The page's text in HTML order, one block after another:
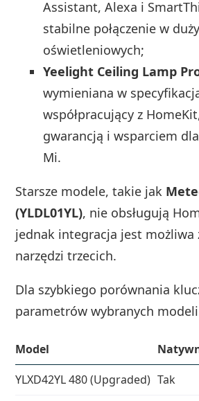
Assistant, Alexa i
stabilne połączenie w
oświetleniowych;
Yeelight Ceiling Lamp
wymieniana w
współpracujący z
gwarancją i wsparciem
Mi.
Starsze modele, takie jak
(YLDL01YL), nie obsługują
jednak integracja jest możliwa
narzędzi trzecich.
Dla szybkiego porównania
parametrów wybranych
Model
YLXD42YL 480 (Upgraded) Tak